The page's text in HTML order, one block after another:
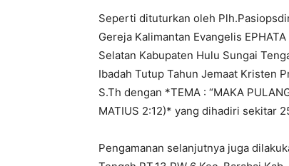
Seperti dituturkan oleh
Gereja Kalimantan Evangelis
Selatan Kabupaten Hulu Sungai
Ibadah Tutup Tahun Jemaat Kristen
S.Th dengan *TEMA : “MAKA
MATIUS 2:12)* yang dihadiri sekitar
Pengamanan selanjutnya juga